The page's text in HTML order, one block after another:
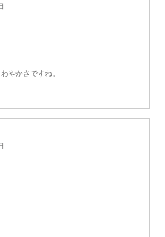
やかさですね。